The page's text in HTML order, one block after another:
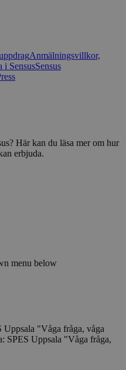
Anmälningsvillkor,
i SensusSensus
Här kan du läsa mer om hur
erbjuda.
menu below
Uppsala "Våga fråga, våga
SPES Uppsala "Våga fråga,